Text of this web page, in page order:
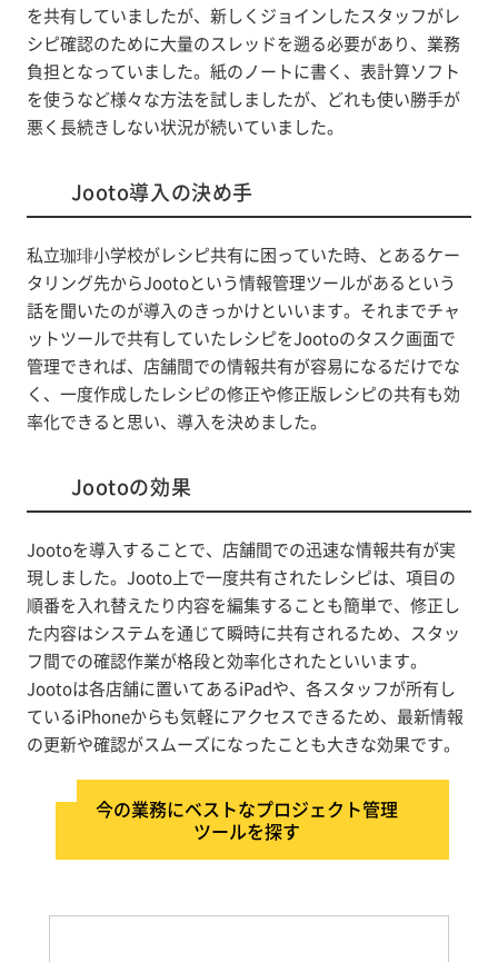
を共有していましたが、新しくジョインしたスタッフがレ
シピ確認のために大量のスレッドを遡る必要があり、業務
負担となっていました。紙のノートに書く、表計算ソフト
を使うなど様々な方法を試しましたが、どれも使い勝手が
悪く長続きしない状況が続いていました。
Jooto導入の決め手
私立珈琲小学校がレシピ共有に困っていた時、とあるケー
タリング先からJootoという情報管理ツールがあるという
話を聞いたのが導入のきっかけといいます。それまでチャ
ットツールで共有していたレシピをJootoのタスク画面で
管理できれば、店舗間での情報共有が容易になるだけでな
く、一度作成したレシピの修正や修正版レシピの共有も効
率化できると思い、導入を決めました。
Jootoの効果
Jootoを導入することで、店舗間での迅速な情報共有が実
現しました。Jooto上で一度共有されたレシピは、項目の
順番を入れ替えたり内容を編集することも簡単で、修正し
た内容はシステムを通じて瞬時に共有されるため、スタッ
フ間での確認作業が格段と効率化されたといいます。
Jootoは各店舗に置いてあるiPadや、各スタッフが所有し
ているiPhoneからも気軽にアクセスできるため、最新情報
の更新や確認がスムーズになったことも大きな効果です。
今の業務にベストなプロジェクト管理
ツールを探す